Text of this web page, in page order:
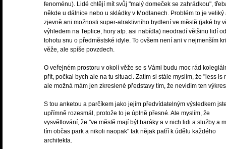
fenoménu). Lidé chtějí mít svůj "malý domeček se zahrádkou",
někde u dálnice nebo u skládky v Modlanech. Problém to je veliký
zjevně ani možnosti super-atraktivního bydlení ve městě (jaké by
výhledem na Teplice, hory atp. asi nabídla) neodradí většinu lidí od
tohotu snu o předměstské idyle. To ovšem není ani v nejmenším
věže, ale spíše povzdech.
O veřejném prostoru v okolí věže se s Vámi budu moc rád
přít, počkal bych ale na tu situaci. Zatím si stále myslím, že "less is
ale možná mám jen zkreslené představy tím, že nevidím ten
S tou anketou a parčíkem jako jejím předvídatelným výsledkem
upřímně rozesmál, protože to je úplně přesné. Ale myslím, že
vysvětlování, že "ve městě mají být baráky a v nich lidi a služby a
tím občas park a nikoli naopak" tak nějak patří k údělu každého
architekta.